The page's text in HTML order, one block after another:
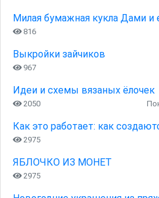
Милая бумажная кукла Дами и
816
Выкройки зайчиков
967
Идеи и схемы вязаных ёлочек
2050
Как это работает: как
2975
ЯБЛОЧКО ИЗ МОНЕТ
2975